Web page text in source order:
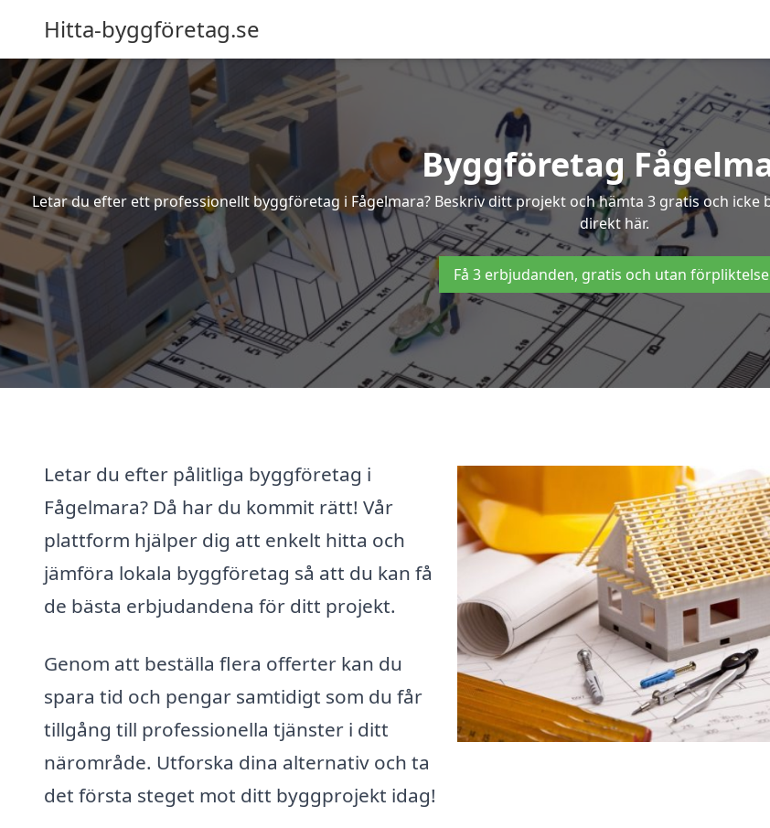
Hitta-byggföretag.se
Byggföretag
Letar du efter ett professionellt byggföretag i Fågelmara? Beskriv ditt projekt och hämta 3 gratis och
direkt här.
Få 3 erbjudanden, gratis och utan
Letar du efter pålitliga byggföretag i
Fågelmara? Då har du kommit rätt! Vår
plattform hjälper dig att enkelt hitta och
jämföra lokala byggföretag så att du kan få
de bästa erbjudandena för ditt projekt.
Genom att beställa flera offerter kan du
spara tid och pengar samtidigt som du får
tillgång till professionella tjänster i ditt
närområde. Utforska dina alternativ och ta
det första steget mot ditt byggprojekt idag!